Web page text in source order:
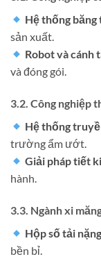
Hệ thống băng
sản xuất.
Robot và cánh
và đóng gói.
3.2. Công nghiệp
Hệ thống
trường ẩm ướt.
Giải pháp tiết
hành.
3.3. Ngành xi
Hộp số tải nặng
bền bỉ.